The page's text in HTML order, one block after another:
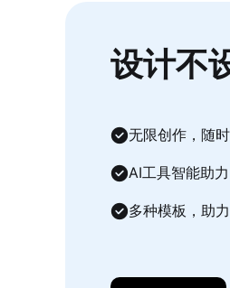
设计不
无限创作，随
AI工具智能助
多种模板，助